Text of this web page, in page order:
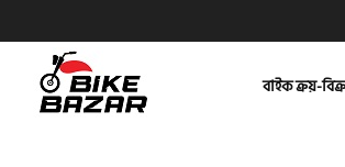
বাইক ক্রয়-